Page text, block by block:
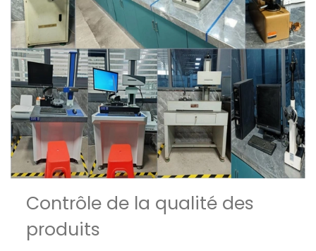
Contrôle de la qualité des
produits